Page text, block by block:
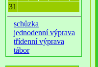
31
schůzka
jednodenní výprava
třídenní výprava
tábor